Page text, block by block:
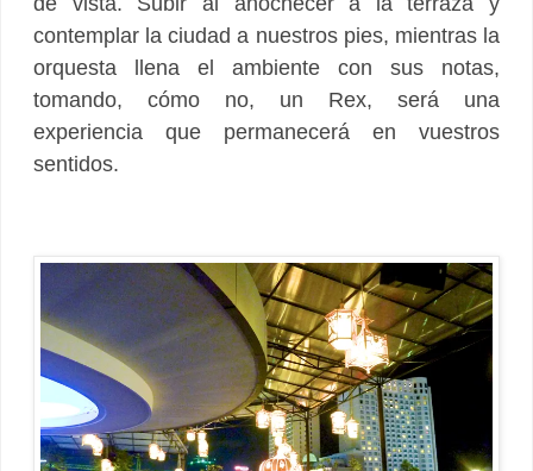
contemplar la ciudad a nuestros pies, mientras la
orquesta llena el ambiente con sus notas,
tomando, cómo no, un Rex, será una
experiencia que permanecerá en vuestros
sentidos.